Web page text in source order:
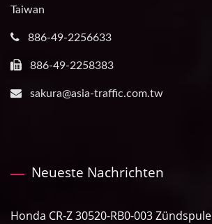
Taiwan
886-49-2256633
886-49-2258383
sakura@asia-traffic.com.tw
Neueste Nachrichten
Honda CR-Z 30520-RB0-003 Zündspule